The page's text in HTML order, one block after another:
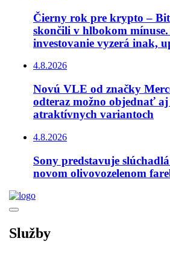
Čierny rok pre krypto –
skončili v hlbokom
investovanie vyzerá inak,
4.8.2026
Novú VLE od značky
odteraz možno objednať
atraktívnych variantoch
4.8.2026
Sony predstavuje
novom olivovozelenom
Služby